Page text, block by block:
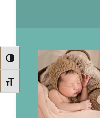
Nagy kontraszt váltása
Betűméret váltása